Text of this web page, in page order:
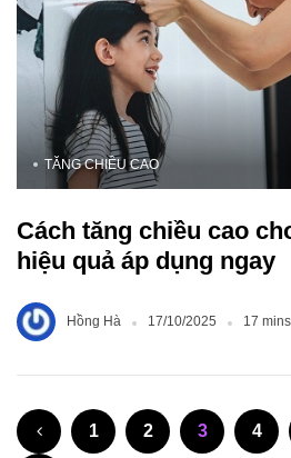
TĂNG CHIỀU CAO
Cách tăng chiều cao
hiệu quả áp dụng ngay
Hồng Hà 17/10/2025 17
1 2 3 4